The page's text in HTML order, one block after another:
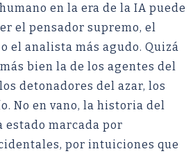
en la era de la IA puede
el pensador supremo, el
el analista más agudo. Quizá
bien la de los agentes del
detonadores del azar, los
No en vano, la historia del
estado marcada por
por intuiciones que